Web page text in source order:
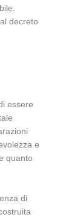
decreto
essere
e
quanto
di